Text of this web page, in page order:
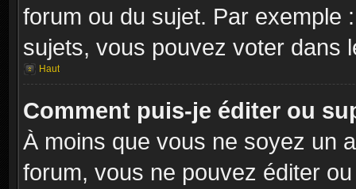
forum ou du sujet. Par exemple
sujets, vous pouvez voter dans
Haut
Comment puis-je éditer ou
À moins que vous ne soyez un
forum, vous ne pouvez éditer